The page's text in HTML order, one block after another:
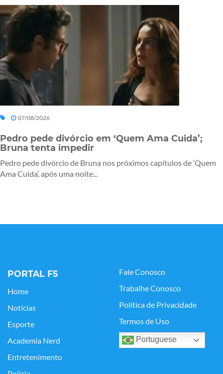
07/08/2026
Pedro pede divórcio em ‘Quem Ama Cuida’;
Bruna tenta impedir
Pedro pede divórcio de Bruna nos próximos capítulos de ‘Quem
Ama Cuida’, após uma noite...
PORTAL F5
Home
Notícias
Esporte
Academia Nerd
Entretenimento
Fale Conosco
Trabalhe Conosco
Política de Privacidade
Termos de Uso
Portuguese